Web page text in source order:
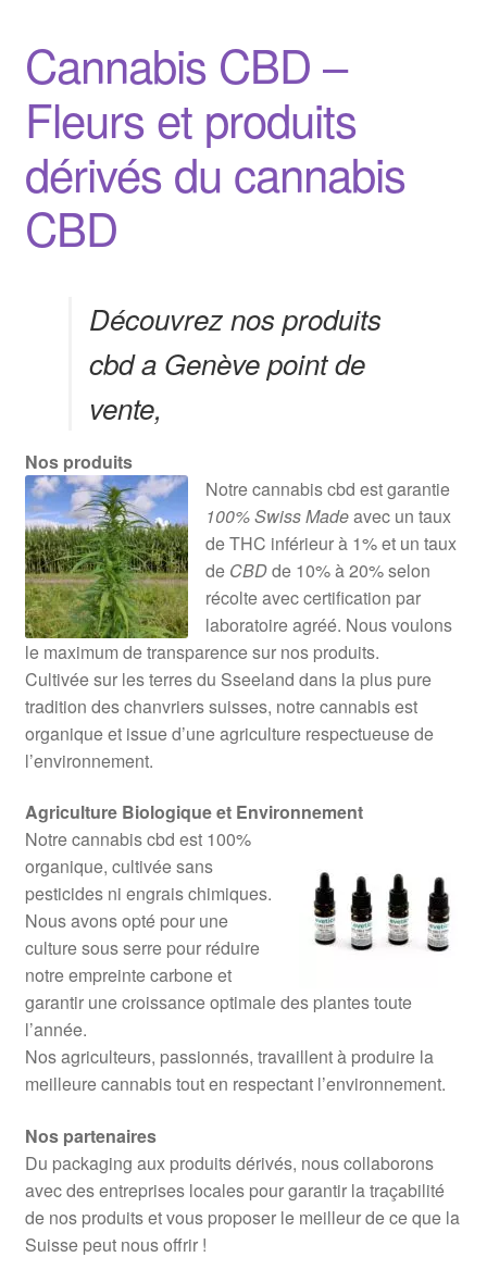
Cannabis CBD –
Fleurs et produits
dérivés du cannabis
CBD
Découvrez nos produits
cbd a Genève point de
vente,
Nos produits
Notre cannabis cbd est garantie
100% Swiss Madeavec un taux
de THC inférieur à 1% et un taux
deCBDde 10% à 20% selon
récolte avec certification par
laboratoire agréé. Nous voulons
le maximum de transparence sur nos produits.
Cultivée sur les terres du Sseeland dans la plus pure
tradition des chanvriers suisses, notre cannabis est
organique et issue d’une agriculture respectueuse de
l’environnement.
Agriculture Biologique et Environnement
Notre cannabis cbd est 100%
organique, cultivée sans
pesticides ni engrais chimiques.
Nous avons opté pour une
culture sous serre pour réduire
notre empreinte carbone et
garantir une croissance optimale des plantes toute
l’année.
Nos agriculteurs, passionnés, travaillent à produire la
meilleure cannabis tout en respectant l’environnement.
Nos partenaires
Du packaging aux produits dérivés, nous collaborons
avec des entreprises locales pour garantir la traçabilité
de nos produits et vous proposer le meilleur de ce que la
Suisse peut nous offrir !